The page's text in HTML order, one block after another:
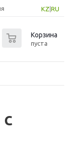
KZ RU
Корзина
пуста